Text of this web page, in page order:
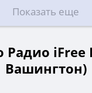
Показать еще
Радио iFree
Вашингтон)